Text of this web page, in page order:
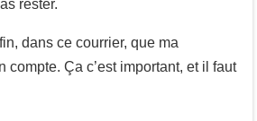
rester.
dans ce courrier, que ma
compte. Ça c’est important, et il faut